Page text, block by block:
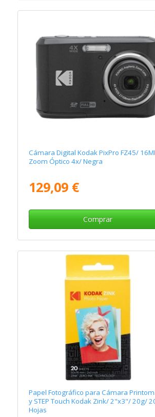
Cámara Digital Kodak PixPro FZ45/
Zoom Óptico 4x/ Negra
129,09 €
Comprar
Papel Fotográfico para Cámara
y STEP Touch Kodak Zink/ 2"x3"/ 20g/
Hojas